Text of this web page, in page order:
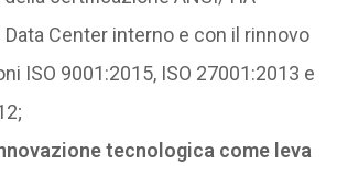
Data Center interno e con il rinnovo
ISO 9001:2015, ISO 27001:2013 e
tecnologica come leva